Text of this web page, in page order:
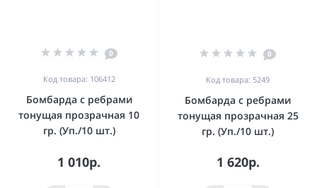
0
Код товара: 106412
Бомбарда с ребрами
тонущая прозрачная 10
гр. (Уп./10 шт.)
1 010р.
0
Код товара: 5249
Бомбарда с ребрами
тонущая прозрачная 25
гр. (Уп./10 шт.)
1 620р.